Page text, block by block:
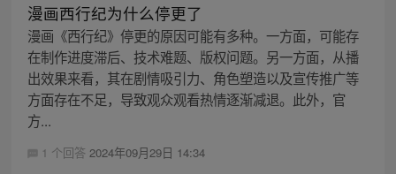
漫画西行纪为什么停更了
漫画《西行纪》停更的原因可能有多种。一方面，可能存
在制作进度滞后、技术难题、版权问题。另一方面，从播
出效果来看，其在剧情吸引力、角色塑造以及宣传推广等
方面存在不足，导致观众观看热情逐渐减退。此外，官
方...
1 个回答 2024年09月29日 14:34